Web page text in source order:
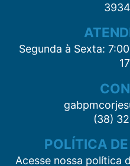
Segunda à Sexta:
(38)
POLÍTICA
Acesse nossa política